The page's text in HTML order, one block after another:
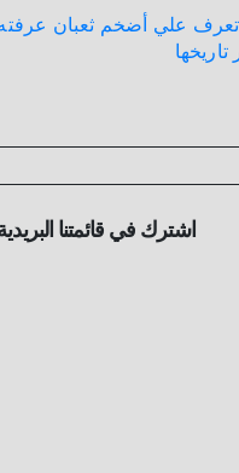
.. تعرف علي أضخم ثعبان
اشترك في قائمتنا